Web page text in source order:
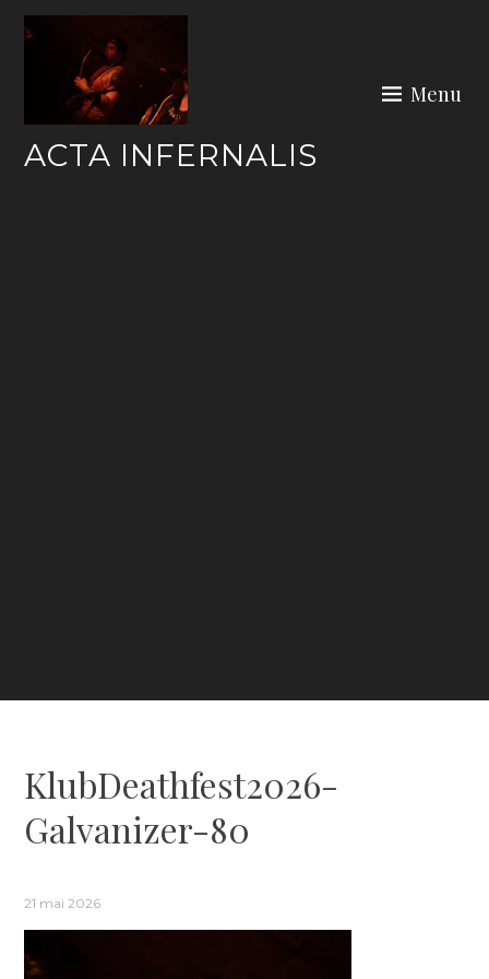
Skip
ACTA INFERNALIS
Menu
KlubDeathfest2026-
Galvanizer-80
21 mai 2026